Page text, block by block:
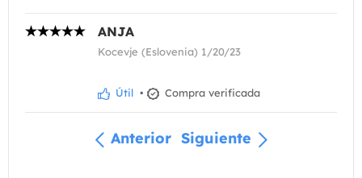
ANJA
Kocevje (Eslovenia) 1/20/23
Útil • Compra verificada
Anterior Siguiente